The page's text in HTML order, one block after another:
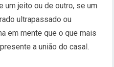
um jeito ou de outro, se um
ultrapassado ou
em mente que o que mais
a união do casal.